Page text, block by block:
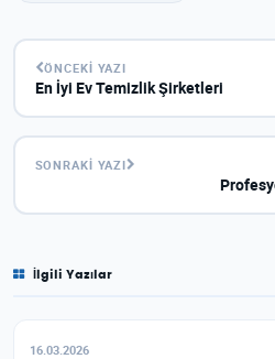
ÖNCEKI YAZI
En İyi Ev Temizlik Şirketleri
SONRAKI YAZI
İlgili Yazılar
16.03.2026